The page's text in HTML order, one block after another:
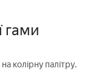
гами
колірну палітру.